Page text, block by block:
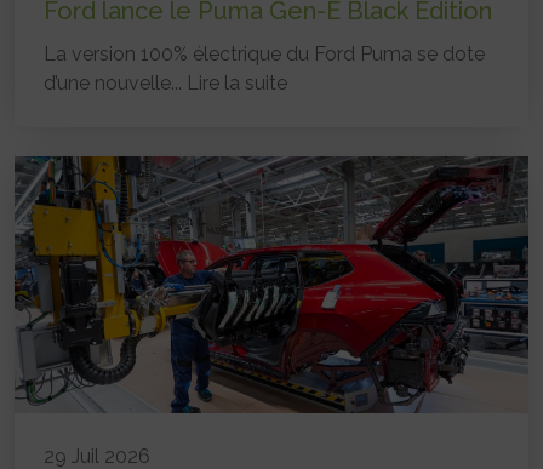
Ford lance le Puma Gen-E Black Edition
La version 100% électrique du Ford Puma se dote
d’une nouvelle... Lire la suite
29 Juil 2026